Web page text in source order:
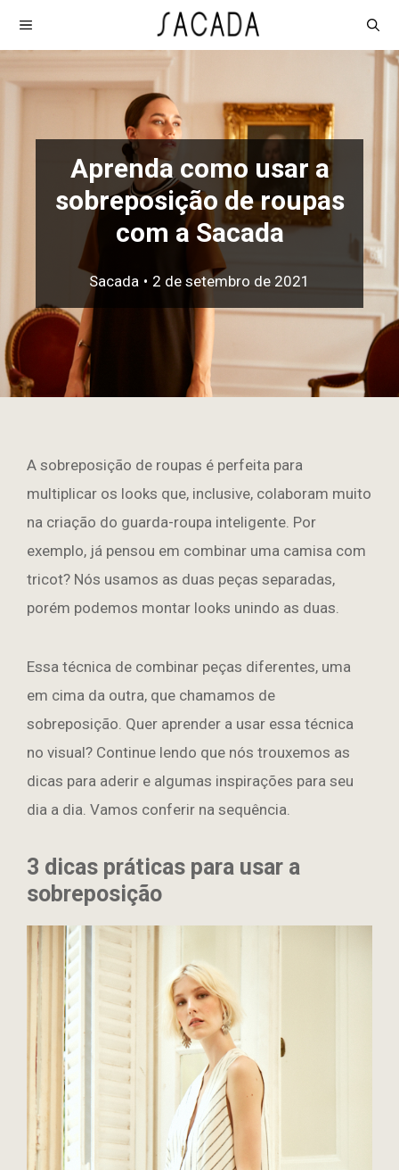
MENU
Aprenda como usar a
sobreposição de roupas
com a Sacada
Sacada • 2 de setembro de 2021
A sobreposição de roupas é perfeita para
multiplicar os looks que, inclusive, colaboram muito
na criação do guarda-roupa inteligente. Por
exemplo, já pensou em combinar uma camisa com
tricot? Nós usamos as duas peças separadas,
porém podemos montar looks unindo as duas.
Essa técnica de combinar peças diferentes, uma
em cima da outra, que chamamos de
sobreposição. Quer aprender a usar essa técnica
no visual? Continue lendo que nós trouxemos as
dicas para aderir e algumas inspirações para seu
dia a dia. Vamos conferir na sequência.
3 dicas práticas para usar a
sobreposição